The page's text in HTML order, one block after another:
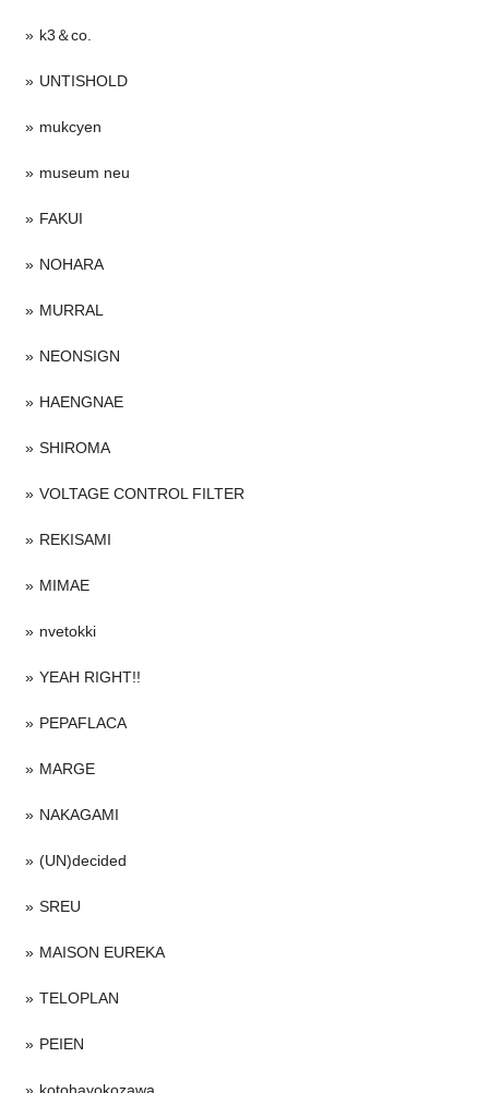
k3＆co.
UNTISHOLD
mukcyen
museum neu
FAKUI
NOHARA
MURRAL
NEONSIGN
HAENGNAE
SHIROMA
VOLTAGE CONTROL FILTER
REKISAMI
MIMAE
nvetokki
YEAH RIGHT!!
PEPAFLACA
MARGE
NAKAGAMI
(UN)decided
SREU
MAISON EUREKA
TELOPLAN
PEIEN